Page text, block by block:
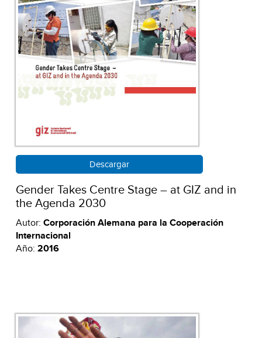
Descargar
Gender Takes Centre Stage – at GIZ and in
the Agenda 2030
Autor: Corporación Alemana para la Cooperación
Internacional
Año: 2016